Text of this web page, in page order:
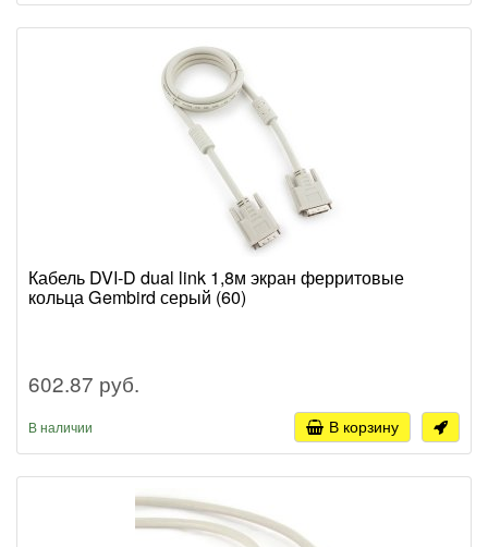
Кабель DVI-D dual link 1,8м экран ферритовые
кольца Gembird серый (60)
602.87 руб.
В наличии В корзину